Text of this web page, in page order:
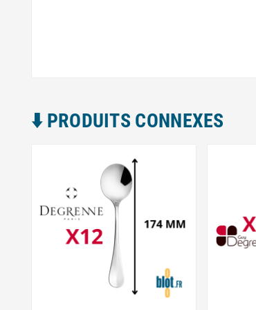
⬇️​ PRODUITS CONNEXES